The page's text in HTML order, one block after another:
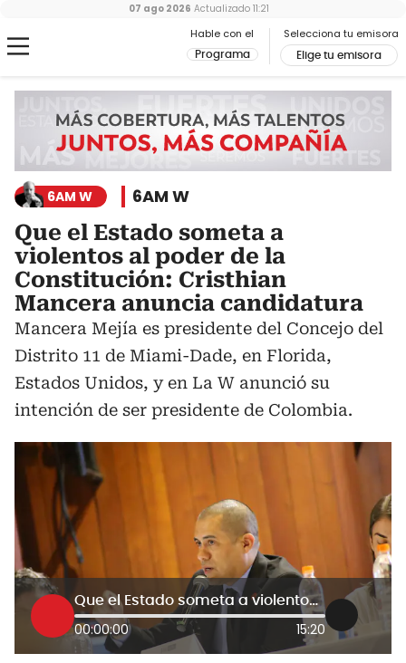
Hable con el
Programa
Selecciona tu emisora
Elige tu emisora
07 ago 2026 Actualizado 11:21
6AM W 6AM W
Que el Estado someta a
violentos al poder de la
Constitución: Cristhian
Mancera anuncia candidatura
Mancera Mejía es presidente del Concejo del
Distrito 11 de Miami-Dade, en Florida,
Estados Unidos, y en La W anunció su
intención de ser presidente de Colombia.
Que el Estado someta a violentos al poder de la Constitución: Cristhian Mancera anuncia candidatura
00:00:00 15:20